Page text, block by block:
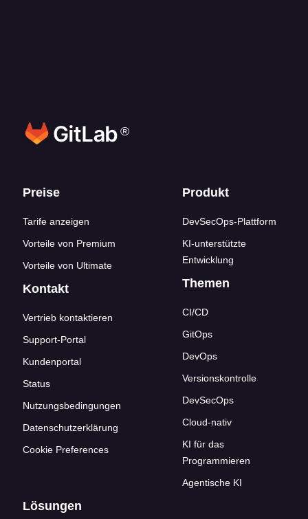
®
Footer-Links
Preise
Tarife anzeigen
Vorteile von Premium
Vorteile von Ultimate
Kontakt
Vertrieb kontaktieren
Support-Portal
Kundenportal
Status
Nutzungsbedingungen
Datenschutzerklärung
Cookie Preferences
Produkt
DevSecOps-Plattform
KI-unterstützte
Entwicklung
Themen
CI/CD
GitOps
DevOps
Versionskontrolle
DevSecOps
Cloud-nativ
KI für das
Programmieren
Agentische KI
Lösungen